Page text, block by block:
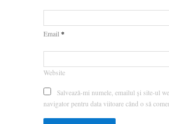
Email *
Website
Salvează-mi numele, emailul și site-ul
navigator pentru data viitoare când o să